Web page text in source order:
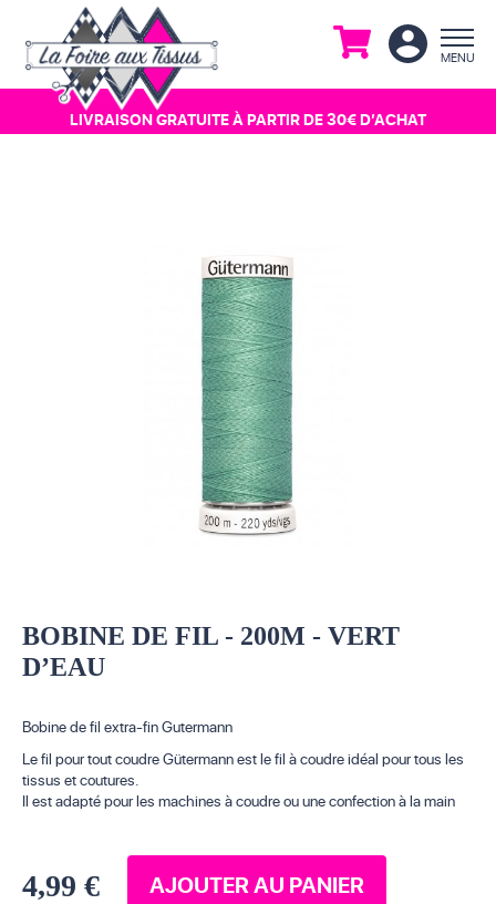
MENU
LIVRAISON GRATUITE ÀPARTIR DE 30€ D’ACHAT
BOBINE DE FIL - 200M - VERT
D’EAU
Bobine de fil extra-fin Gutermann
Le fil pour tout coudre Gütermann est le fil à coudre idéal pour tous les
tissus et coutures.
Il est adapté pour les machines à coudre ou une confection à la main
4,99 € AJOUTER AU PANIER